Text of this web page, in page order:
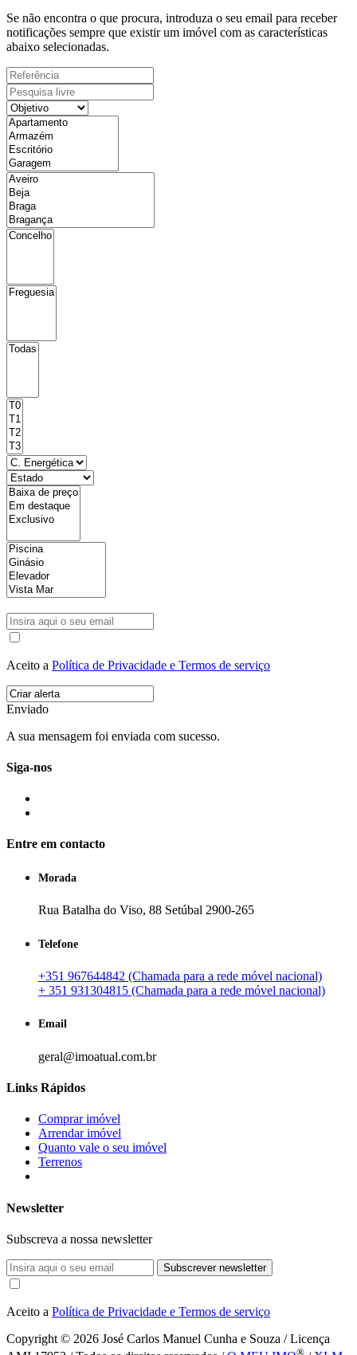
Se não encontra o que procura, introduza o seu email para receber
notificações sempre que existir um imóvel com as características
abaixo selecionadas.
Aceito a Política de Privacidade e Termos de serviço
Enviado
A sua mensagem foi enviada com sucesso.
Siga-nos
Entre em contacto
Morada
Rua Batalha do Viso, 88 Setúbal 2900-265
Telefone
+351 967644842 (Chamada para a rede móvel nacional)
+ 351 931304815 (Chamada para a rede móvel nacional)
Email
geral@imoatual.com.br
Links Rápidos
Comprar imóvel
Arrendar imóvel
Quanto vale o seu imóvel
Terrenos
Newsletter
Subscreva a nossa newsletter
Subscrever newsletter
Aceito a Política de Privacidade e Termos de serviço
Copyright © 2026 José Carlos Manuel Cunha e Souza / Licença
®